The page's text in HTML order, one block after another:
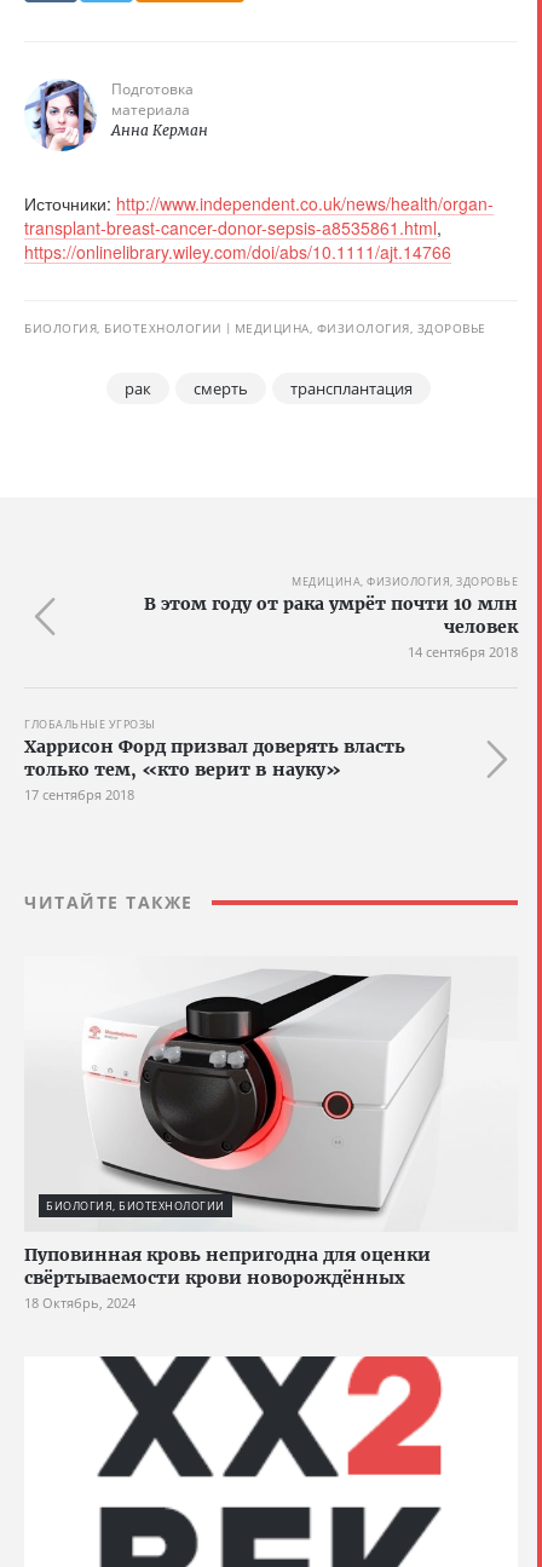
Подготовка
материала
Анна Керман
Источники: http://www.independent.co.uk/news/health/organ-
transplant-breast-cancer-donor-sepsis-a8535861.html,
https://onlinelibrary.wiley.com/doi/abs/10.1111/ajt.14766
БИОЛОГИЯ, БИОТЕХНОЛОГИИ МЕДИЦИНА, ФИЗИОЛОГИЯ, ЗДОРОВЬЕ
рак смерть трансплантация
МЕДИЦИНА, ФИЗИОЛОГИЯ, ЗДОРОВЬЕ
В этом году от рака умрёт почти 10 млн
человек
14 сентября 2018
ГЛОБАЛЬНЫЕ УГРОЗЫ
Харрисон Форд призвал доверять власть
только тем, «кто верит в науку»
17 сентября 2018
ЧИТАЙТЕ ТАКЖЕ
БИОЛОГИЯ, БИОТЕХНОЛОГИИ
Пуповинная кровь непригодна для оценки
свёртываемости крови новорождённых
18 Октябрь, 2024